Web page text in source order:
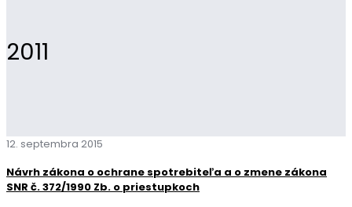
2011
12. septembra 2015
Návrh zákona o ochrane spotrebiteľa a o zmene zákona
SNR č. 372/1990 Zb. o priestupkoch